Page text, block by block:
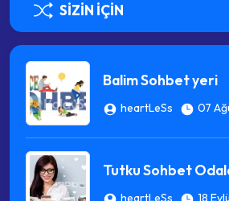
SIZIN İÇIN
Balim Sohbet yeri
heartLeSs 07
Tutku Sohbet
heartLeSs 18